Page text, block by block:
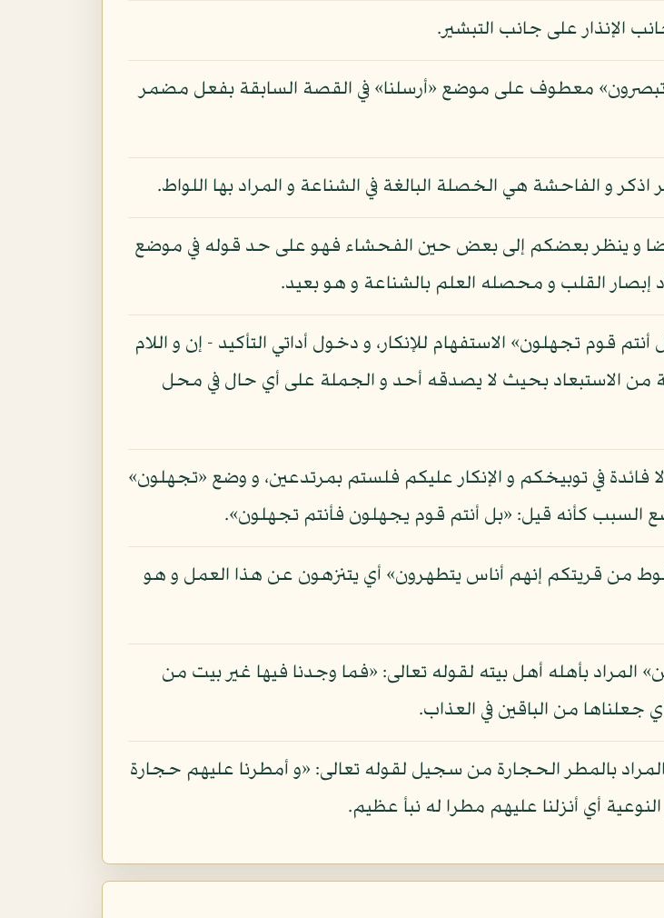
الإنذار على جانب التبشير.
تبصرون» معطوف على موضع «أرسلنا» في القصة السابقة بفعل مضمر
و الفاحشة هي الخصلة البالغة في الشناعة و المراد بها اللواط.
و ينظر بعضكم إلى بعض حين الفحشاء فهو على حد قوله في موضع
قوم تجهلون» الاستفهام للإنكار، و دخول أداتي التأكيد - إن و اللام
من الاستبعاد بحيث لا يصدقه أحد و الجملة على أي حال في محل
في توبيخكم و الإنكار عليكم فلستم بمرتدعين، و وضع «تجهلون»
كأنه قيل: «بل أنتم قوم يجهلون فأنتم تجهلون».
من قريتكم إنهم أناس يتطهرون» أي يتنزهون عن هذا العمل و هو
المراد بأهله أهل بيته لقوله تعالى: «فما وجدنا فيها غير بيت من
بالمطر الحجارة من سجيل لقوله تعالى: «و أمطرنا عليهم حجارة